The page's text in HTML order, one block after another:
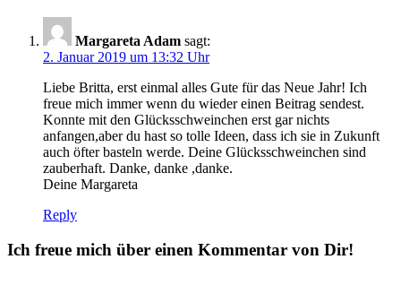
Margareta Adam sagt:
2. Januar 2019 um 13:32 Uhr
Liebe Britta, erst einmal alles Gute für das Neue Jahr! Ich
freue mich immer wenn du wieder einen Beitrag sendest.
Konnte mit den Glücksschweinchen erst gar nichts
anfangen,aber du hast so tolle Ideen, dass ich sie in Zukunft
auch öfter basteln werde. Deine Glücksschweinchen sind
zauberhaft. Danke, danke ,danke.
Deine Margareta
Reply
Ich freue mich über einen Kommentar von Dir!